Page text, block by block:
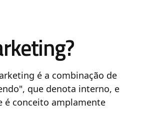
é a combinação de
que denota interno, e
é conceito amplamente